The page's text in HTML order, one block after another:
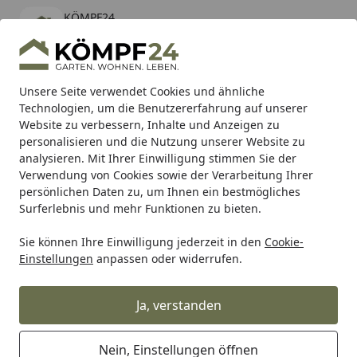
Unsere Seite verwendet Cookies und ähnliche
Technologien, um die Benutzererfahrung auf unserer
Website zu verbessern, Inhalte und Anzeigen zu
personalisieren und die Nutzung unserer Website zu
analysieren. Mit Ihrer Einwilligung stimmen Sie der
Verwendung von Cookies sowie der Verarbeitung Ihrer
persönlichen Daten zu, um Ihnen ein bestmögliches
Surferlebnis und mehr Funktionen zu bieten.
Sie können Ihre Einwilligung jederzeit in den Cookie-
Einstellungen anpassen oder widerrufen.
Ja, verstanden
Nein, Einstellungen öffnen
KÖMPF24
kostenlos - Im App Store
Hotline
Alle Produkte
Mein Konto
Suchen
Startseite
Profimontage